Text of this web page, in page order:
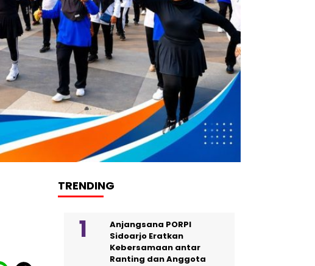
TRENDING
Anjangsana PORPI
Sidoarjo Eratkan
Kebersamaan antar
Ranting dan Anggota